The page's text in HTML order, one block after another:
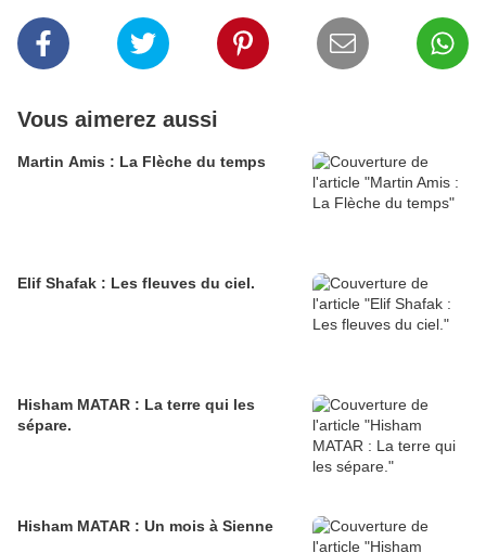
Vous aimerez aussi
Martin Amis : La Flèche du temps
Elif Shafak : Les fleuves du ciel.
Hisham MATAR : La terre qui les
sépare.
Hisham MATAR : Un mois à Sienne